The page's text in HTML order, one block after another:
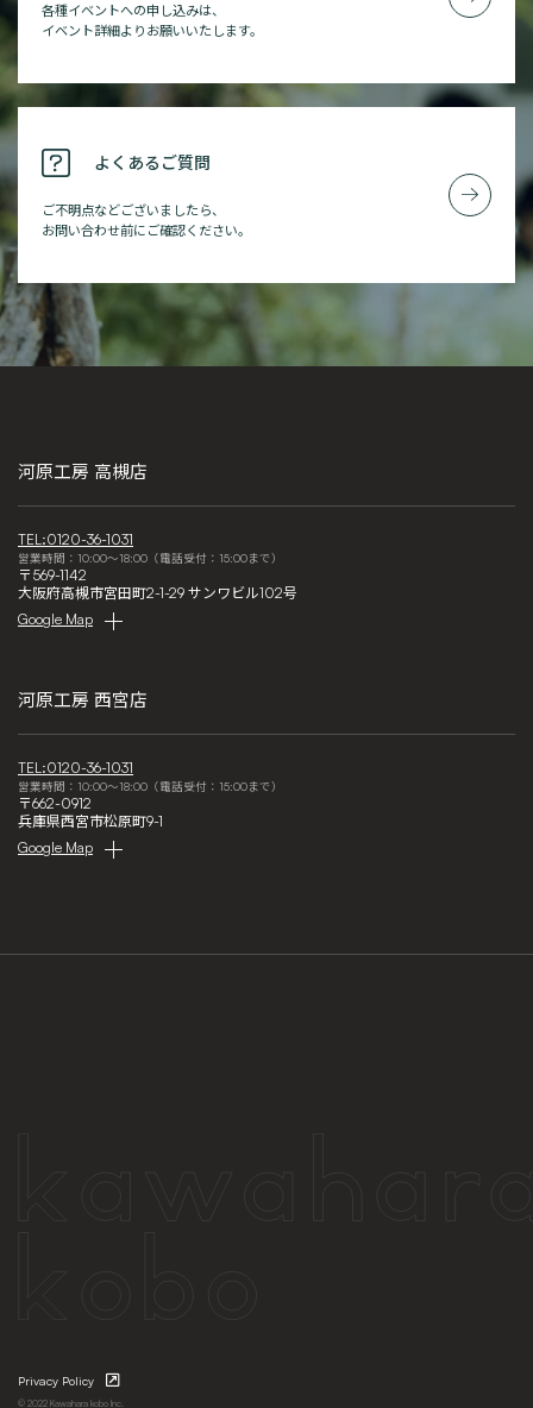
各種イベントへの申し込みは、
イベント詳細よりお願いいたします。
よくあるご質問
ご不明点などございましたら、
お問い合わせ前にご確認ください。
河原工房 高槻店
TEL:0120-36-1031
営業時間：10:00～18:00（電話受付：15:00まで）
〒569-1142
大阪府高槻市宮田町2-1-29 サンワビル102号
Google Map
河原工房 西宮店
TEL:0120-36-1031
営業時間：10:00～18:00（電話受付：15:00まで）
〒662-0912
兵庫県西宮市松原町9-1
Google Map
Privacy Policy
© 2022 Kawahara kobo Inc.